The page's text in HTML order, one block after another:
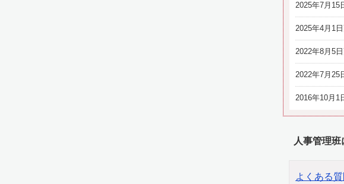
2025年7月15
2025年4月1
2022年8月5
2022年7月25
2016年10月1
人事管理
よくある質